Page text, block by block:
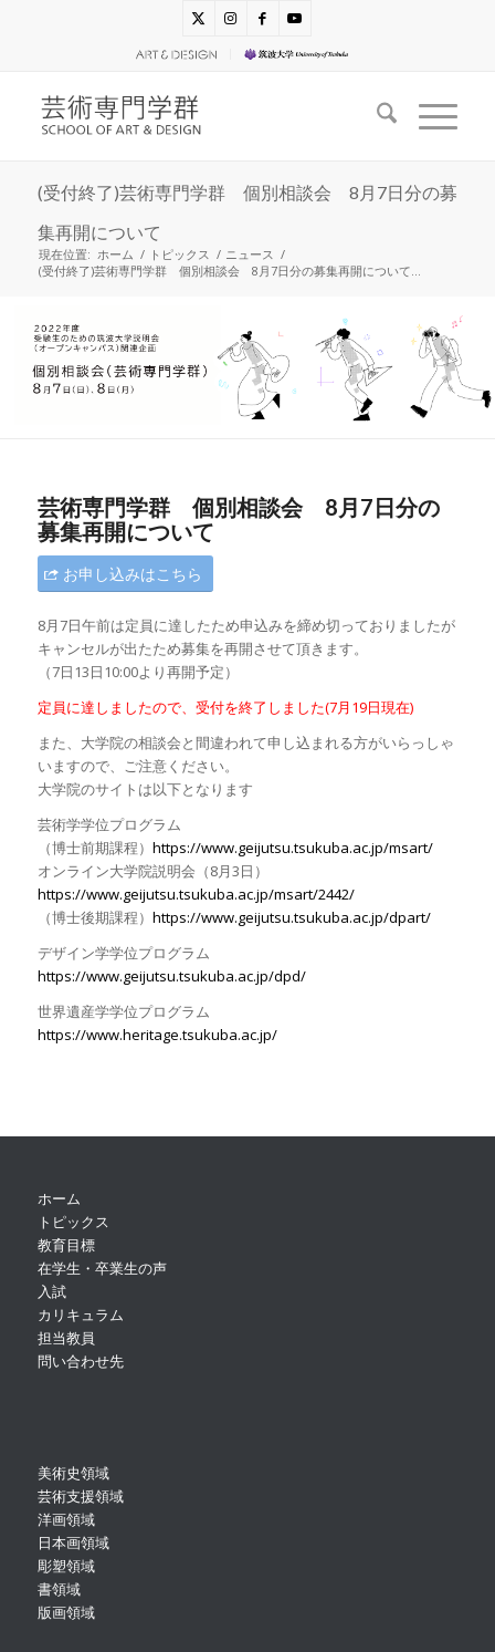
(受付終了)芸術専門学群 個別相談会 8月7日分の募
集再開について
現在位置: ホーム / トピックス / ニュース /
(受付終了)芸術専門学群 個別相談会 8月7日分の募集再開について...
芸術専門学群 個別相談会 8月7日分の
募集再開について
お申し込みはこちら
8月7日午前は定員に達したため申込みを締め切っておりましたが
キャンセルが出たため募集を再開させて頂きます。
（7日13日10:00より再開予定）
定員に達しましたので、受付を終了しました(7月19日現在)
また、大学院の相談会と間違われて申し込まれる方がいらっしゃ
いますので、ご注意ください。
大学院のサイトは以下となります
芸術学学位プログラム
（博士前期課程） https://www.geijutsu.tsukuba.ac.jp/msart/
オンライン大学院説明会（8月3日）
https://www.geijutsu.tsukuba.ac.jp/msart/2442/
（博士後期課程） https://www.geijutsu.tsukuba.ac.jp/dpart/
デザイン学学位プログラム
https://www.geijutsu.tsukuba.ac.jp/dpd/
世界遺産学学位プログラム
https://www.heritage.tsukuba.ac.jp/
ホーム
トピックス
教育目標
在学生・卒業生の声
入試
カリキュラム
担当教員
問い合わせ先
美術史領域
芸術支援領域
洋画領域
日本画領域
彫塑領域
書領域
版画領域